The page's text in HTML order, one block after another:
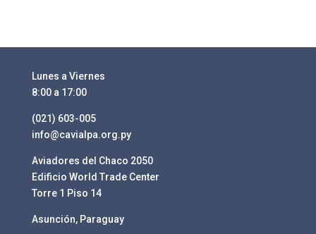
Lunes a Viernes
8:00 a 17:00
(021) 603-005
info@cavialpa.org.py
Aviadores del Chaco 2050
Edificio World Trade Center
Torre 1 Piso 14
Asunción, Paraguay